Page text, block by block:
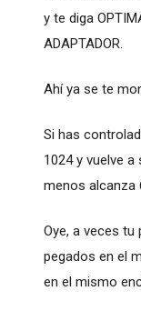
y te diga
ADAPTADOR.
Ahí ya se te
Si has
1024 y vuelve
menos alcanza
Oye, a veces
pegados en el
en el mismo